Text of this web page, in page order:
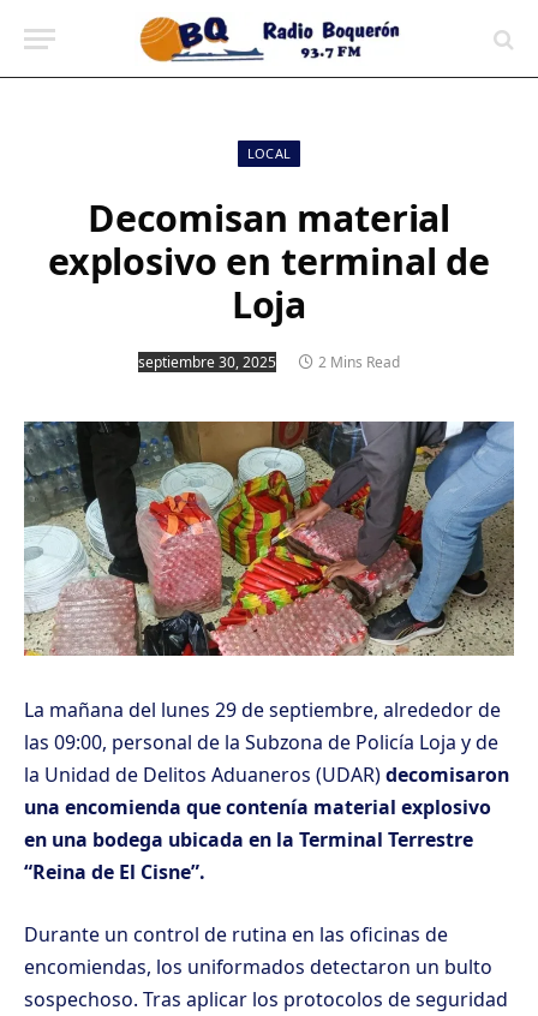
LOCAL
Decomisan material
explosivo en terminal de
Loja
septiembre 30, 2025 2 Mins Read
La mañana del lunes 29 de septiembre, alrededor de
las 09:00, personal de la Subzona de Policía Loja y de
la Unidad de Delitos Aduaneros (UDAR)decomisaron
una encomienda que contenía material explosivo
en una bodega ubicada en la Terminal Terrestre
“Reina de El Cisne”.
Durante un control de rutina en las oficinas de
encomiendas, los uniformados detectaron un bulto
sospechoso. Tras aplicar los protocolos de seguridad